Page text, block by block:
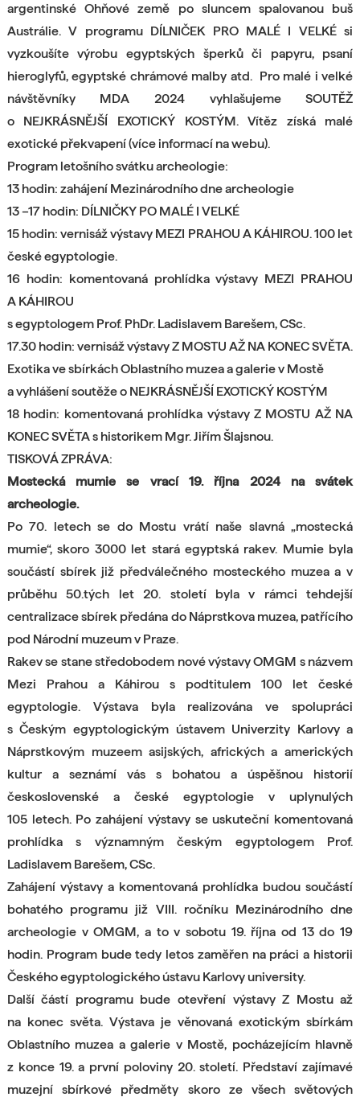
argentinské Ohňové země po sluncem spalovanou buš
Austrálie. V programu DÍLNIČEK PRO MALÉ I VELKÉ si
vyzkoušíte výrobu egyptských šperků či papyru, psaní
hieroglyfů, egyptské chrámové malby atd. Pro malé i velké
návštěvníky MDA 2024 vyhlašujeme SOUTĚŽ
o NEJKRÁSNĚJŠÍ EXOTICKÝ KOSTÝM. Vítěz získá malé
exotické překvapení (více informací na webu).
Program letošního svátku archeologie:
13 hodin: zahájení Mezinárodního dne archeologie
13 –17 hodin: DÍLNIČKY PO MALÉ I VELKÉ
15 hodin: vernisáž výstavy MEZI PRAHOU A KÁHIROU. 100 let
české egyptologie.
16 hodin: komentovaná prohlídka výstavy MEZI PRAHOU
A KÁHIROU
s egyptologem Prof. PhDr. Ladislavem Barešem, CSc.
17.30 hodin: vernisáž výstavy Z MOSTU AŽ NA KONEC SVĚTA.
Exotika ve sbírkách Oblastního muzea a galerie v Mostě
a vyhlášení soutěže o NEJKRÁSNĚJŠÍ EXOTICKÝ KOSTÝM
18 hodin: komentovaná prohlídka výstavy Z MOSTU AŽ NA
KONEC SVĚTA s historikem Mgr. Jiřím Šlajsnou.
TISKOVÁ ZPRÁVA:
Mostecká mumie se vrací 19. října 2024 na svátek
archeologie.
Po 70. letech se do Mostu vrátí naše slavná „mostecká
mumie“, skoro 3000 let stará egyptská rakev. Mumie byla
součástí sbírek již předválečného mosteckého muzea a v
průběhu 50.tých let 20. století byla v rámci tehdejší
centralizace sbírek předána do Náprstkova muzea, patřícího
pod Národní muzeum v Praze.
Rakev se stane středobodem nové výstavy OMGM s názvem
Mezi Prahou a Káhirou s podtitulem 100 let české
egyptologie. Výstava byla realizována ve spolupráci
s Českým egyptologickým ústavem Univerzity Karlovy a
Náprstkovým muzeem asijských, afrických a amerických
kultur a seznámí vás s bohatou a úspěšnou historií
československé a české egyptologie v uplynulých
105 letech. Po zahájení výstavy se uskuteční komentovaná
prohlídka s významným českým egyptologem Prof.
Ladislavem Barešem, CSc.
Zahájení výstavy a komentovaná prohlídka budou součástí
bohatého programu již VIII. ročníku Mezinárodního dne
archeologie v OMGM, a to v sobotu 19. října od 13 do 19
hodin. Program bude tedy letos zaměřen na práci a historii
Českého egyptologického ústavu Karlovy university.
Další částí programu bude otevření výstavy Z Mostu až
na konec světa. Výstava je věnovaná exotickým sbírkám
Oblastního muzea a galerie v Mostě, pocházejícím hlavně
z konce 19. a první poloviny 20. století. Představí zajímavé
muzejní sbírkové předměty skoro ze všech světových